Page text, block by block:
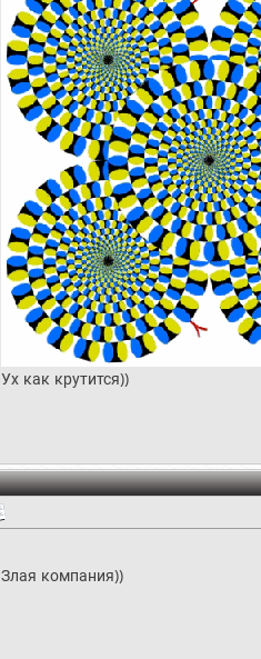
Ух как крутится))
Злая компания))